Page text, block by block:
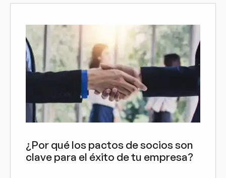
¿Por qué los pactos de socios son
clave para el éxito de tu empresa?